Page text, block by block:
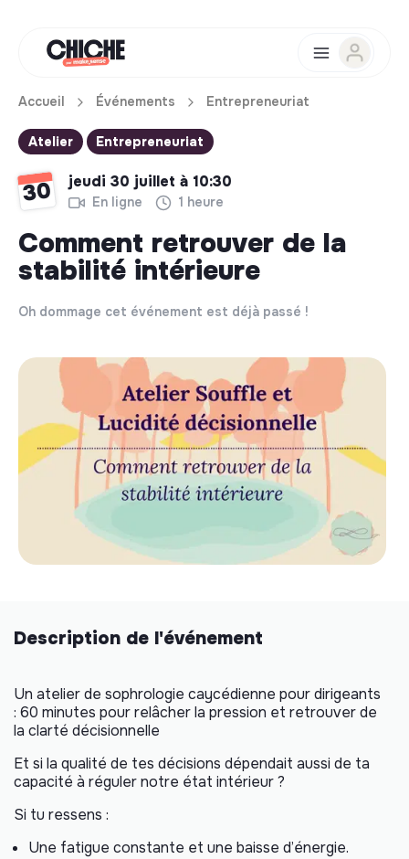
Accueil Événements Entrepreneuriat
Atelier Entrepreneuriat
30 jeudi 30 juillet à 10:30
En ligne 1 heure
Comment retrouver de la
stabilité intérieure
Oh dommage cet événement est déjà passé !
Description de l'événement
Un atelier de sophrologie caycédienne pour dirigeants
: 60 minutes pour relâcher la pression et retrouver de
la clarté décisionnelle
Et si la qualité de tes décisions dépendait aussi de ta
capacité à réguler notre état intérieur ?
Si tu ressens :
Une fatigue constante et une baisse d’énergie.